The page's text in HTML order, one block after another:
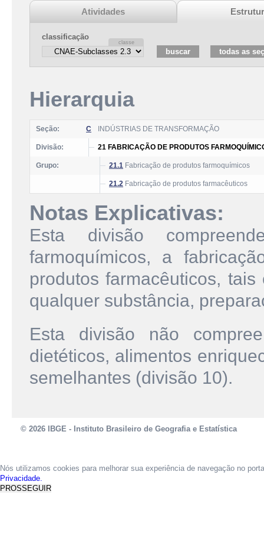
Atividades
classificação
Hierarquia
Seção: C INDÚSTRIAS DE TRANSFORMAÇÃO
Divisão: 21 FABRICAÇÃO DE PRODUTOS
Grupo: 21.1 Fabricação de produtos farmoquímicos
21.2 Fabricação de produtos farmacêuticos
Notas Explicativas:
Esta divisão
farmoquímicos, a
produtos farmacêuticos,
qualquer substância,
Esta divisão não
dietéticos, alimentos
semelhantes (divisão 10).
© 2026 IBGE - Instituto Brasileiro de Geografia e Estatística
Nós utilizamos cookies para melhorar sua experiência de navegação no
Privacidade.
PROSSEGUIR